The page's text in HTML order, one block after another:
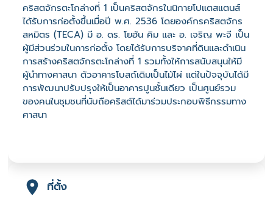
คริสตจักรตะโกล่างที่ 1 เป็นคริสตจักรในนิกายโปแตสแตนส์
ได้รับการก่อตั้งขึ้นเมื่อปี พ.ศ. 2536 โดยองค์กรคริสตจักร
สหมิตร (TECA) มี อ. ดร. โยฮัน คิม และ อ. เจริญ พะจี เป็น
ผู้มีส่วนร่วมในการก่อตั้ง โดยได้รับการบริจาคที่ดินและดำเนิน
การสร้างคริสตจักรตะโกล่างที่ 1 รวมทั้งให้การสนับสนุนให้มี
ผู้นำทางศาสนา ตัวอาคารโบสถ์เดิมเป็นไม้ไผ่ แต่ในปัจจุบันได้มี
การพัฒนาปรับปรุงให้เป็นอาคารปูนชั้นเดียว เป็นศูนย์รวม
ของคนในชุมชนที่นับถือคริสต์ได้มาร่วมประกอบพิธีกรรมทาง
ศาสนา
ที่ตั้ง